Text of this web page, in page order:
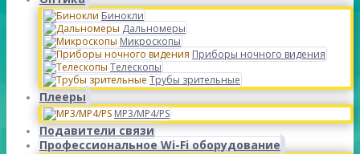
Бинокли
Дальномеры
Микроскопы
Приборы ночного видения
Телескопы
Трубы зрительные
Плееры
MP3/MP4/PS
Подавители связи
Профессиональное Wi-Fi оборудование